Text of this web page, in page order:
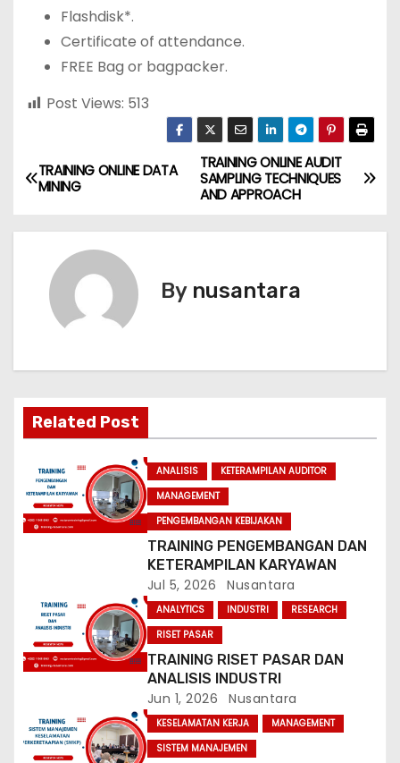
Flashdisk*.
Certificate of attendance.
FREE Bag or bagpacker.
Post Views: 513
P
v
i
g
a
o
n
TRAINING ONLINE AUDIT
SAMPLING TECHNIQUES
AND APPROACH
TRAINING ONLINE DATA
MINING
By nusantara
Related Post
ANALISIS
KETERAMPILAN AUDITOR
MANAGEMENT
PENGEMBANGAN KEBIJAKAN
TRAINING PENGEMBANGAN DAN
KETERAMPILAN KARYAWAN
Jul 5, 2026 Nusantara
ANALYTICS INDUSTRI
RESEARCH
RISET PASAR
TRAINING RISET PASAR DAN
ANALISIS INDUSTRI
Jun 1, 2026 Nusantara
KESELAMATAN KERJA
MANAGEMENT
SISTEM MANAJEMEN